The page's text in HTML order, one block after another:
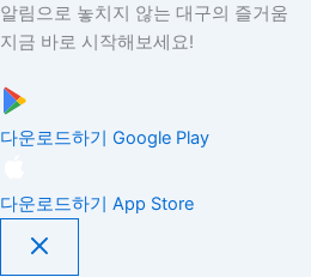
알림으로 놓치지 않는 대구의 즐거움
지금 바로 시작해보세요!
다운로드하기 Google Play
다운로드하기 App Store